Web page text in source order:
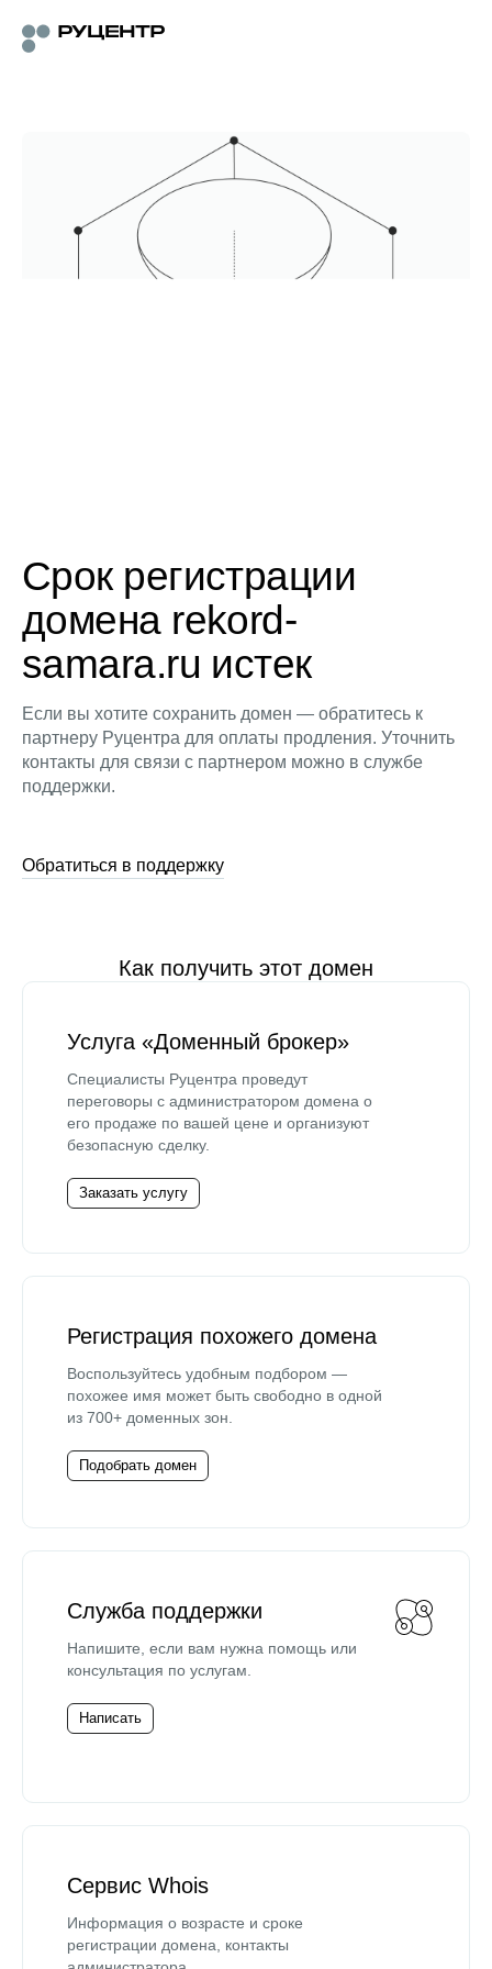
Срок регистрации
домена rekord-
samara.ru истек
Если вы хотите сохранить домен — обратитесь к
партнеру Руцентра для оплаты продления. Уточнить
контакты для связи с партнером можно в службе
поддержки.
Обратиться в поддержку
Как получить этот домен
Услуга «Доменный брокер»
Специалисты Руцентра проведут
переговоры с администратором домена о
его продаже по вашей цене и организуют
безопасную сделку.
Заказать услугу
Регистрация похожего домена
Воспользуйтесь удобным подбором —
похожее имя может быть свободно в одной
из 700+ доменных зон.
Подобрать домен
Служба поддержки
Напишите, если вам нужна помощь или
консультация по услугам.
Написать
Сервис Whois
Информация о возрасте и сроке
регистрации домена, контакты